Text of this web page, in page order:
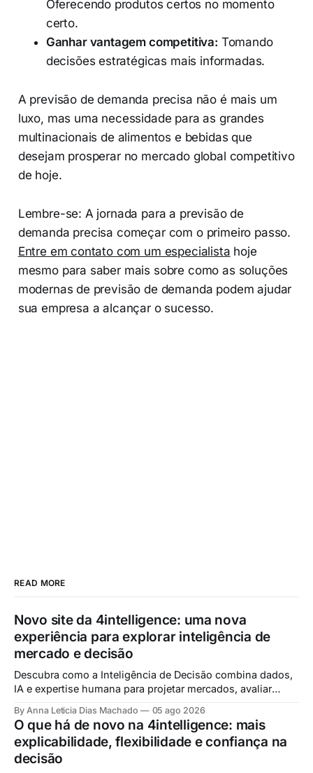
Oferecendo produtos certos no momento
certo.
Ganhar vantagem competitiva: Tomando
decisões estratégicas mais informadas.
A previsão de demanda precisa não é mais um
luxo, mas uma necessidade para as grandes
multinacionais de alimentos e bebidas que
desejam prosperar no mercado global competitivo
de hoje.
Lembre-se: A jornada para a previsão de
demanda precisa começar com o primeiro passo.
Entre em contato com um especialista hoje
mesmo para saber mais sobre como as soluções
modernas de previsão de demanda podem ajudar
sua empresa a alcançar o sucesso.
READ MORE
Novo site da 4intelligence: uma nova
experiência para explorar inteligência de
mercado e decisão
Descubra como a Inteligência de Decisão combina dados,
IA e expertise humana para projetar mercados, avaliar
confiança.
By Anna Leticia Dias Machado 05 ago 2026
O que há de novo na 4intelligence: mais
explicabilidade, flexibilidade e confiança na
decisão